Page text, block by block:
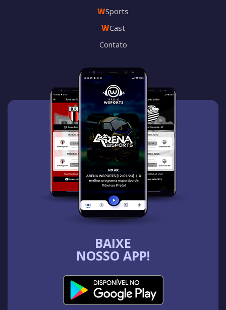
BAIXE
NOSSO APP!
WSports
WCast
Contato